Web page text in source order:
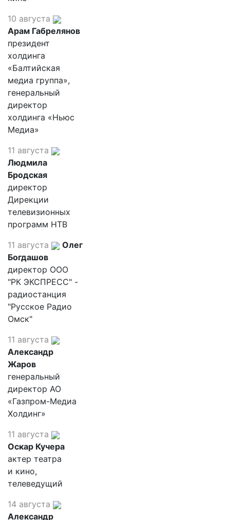
10 августа
Арам Габрелянов
президент
холдинга
«Балтийская
медиа группа»,
генеральный
директор
холдинга «Ньюс
Медиа»
11 августа
Людмила
Бродская
директор
Дирекции
телевизионных
программ НТВ
11 августа
Олег
Богдашов
директор ООО
"РК ЭКСПРЕСС" -
радиостанция
"Русское Радио
Омск"
11 августа
Александр
Жаров
генеральный
директор АО
«Газпром-Медиа
Холдинг»
11 августа
Оскар Кучера
актер театра
и кино,
телеведущий
14 августа
Александр